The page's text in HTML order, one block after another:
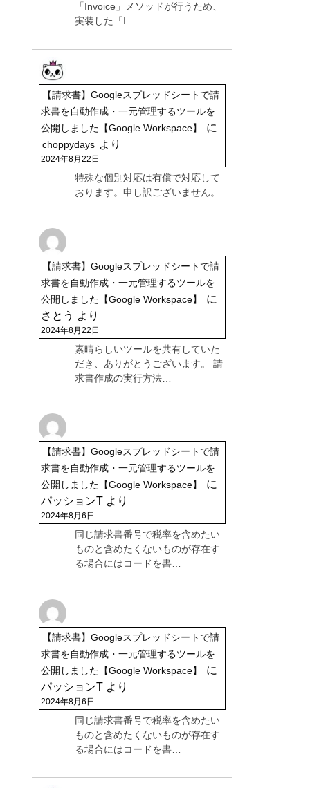
「Invoice」メソッドが行うため、
実装した「I…
【請求書】Googleスプレッドシートで請
求書を自動作成・一元管理するツールを
公開しました【Google Workspace】
に
choppydays より
2024年8月22日
特殊な個別対応は有償で対応して
おります。申し訳ございません。
【請求書】Googleスプレッドシートで請
求書を自動作成・一元管理するツールを
公開しました【Google Workspace】
に
さとう より
2024年8月22日
素晴らしいツールを共有していた
だき、ありがとうございます。 請
求書作成の実行方法…
【請求書】Googleスプレッドシートで請
求書を自動作成・一元管理するツールを
公開しました【Google Workspace】
に
パッションT より
2024年8月6日
同じ請求書番号で税率を含めたい
ものと含めたくないものが存在す
る場合にはコードを書…
【請求書】Googleスプレッドシートで請
求書を自動作成・一元管理するツールを
公開しました【Google Workspace】
に
パッションT より
2024年8月6日
同じ請求書番号で税率を含めたい
ものと含めたくないものが存在す
る場合にはコードを書…